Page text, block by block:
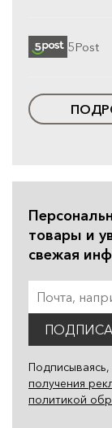
5Post
товары и
свежая
получения
политикой